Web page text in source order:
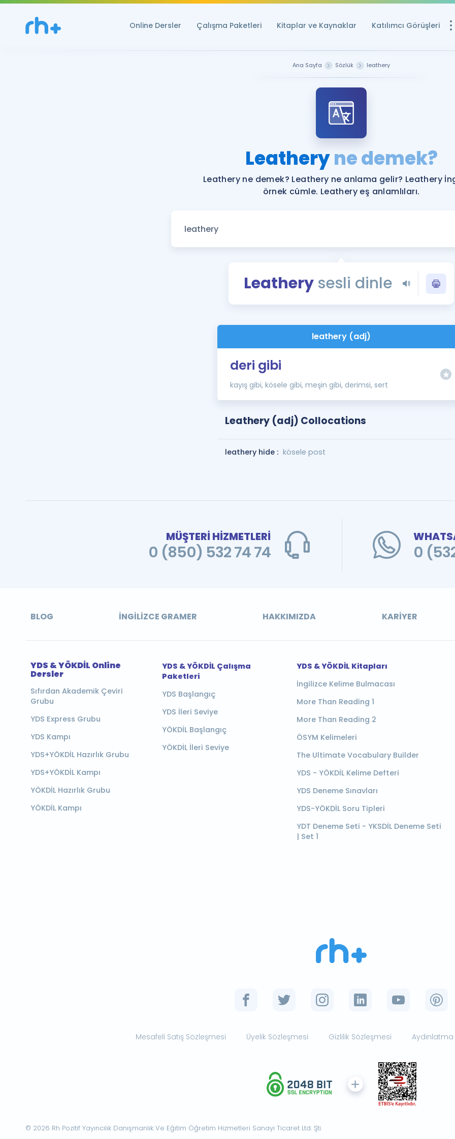
Online Dersler Çalışma Paketleri Kitaplar ve Kaynaklar Katılımcı Görüşleri
YDS ve YÖKDİL
Rehberlik Aracı
YDS ve YÖKDİL'e
Tüm ÖSYM
YDS - YÖKDİL
İngilizce Gramer
Ana Sayfa Sözlük leathery
Leatheryne demek?
Leathery ne demek? Leathery ne anlama gelir? Leathery
örnek cümle. Leathery eş anlamlıları.
Leatherysesli dinle
leathery (adj)
deri gibi
kayış gibi, kösele gibi, meşin gibi, derimsi, sert
Leathery (adj) Collocations
leathery hide : kösele post
MÜŞTERİ HİZMETLERİ
0 (850) 532 74 74 0
BLOG İNGILIZCE GRAMER HAKKIMIZDA KARIYER
YDS & YÖKDİL Online
Dersler
Sıfırdan Akademik Çeviri
Grubu
YDS Express Grubu
YDS Kampı
YDS+YÖKDİL Hazırlık Grubu
YDS+YÖKDİL Kampı
YÖKDİL Hazırlık Grubu
YÖKDİL Kampı
YDS & YÖKDİL Çalışma
Paketleri
YDS Başlangıç
YDS İleri Seviye
YÖKDİL Başlangıç
YÖKDİL İleri Seviye
YDS & YÖKDİL Kitapları
İngilizce Kelime Bulmacası
More Than Reading 1
More Than Reading 2
ÖSYM Kelimeleri
The Ultimate Vocabulary Builder
YDS - YÖKDİL Kelime Defteri
YDS Deneme Sınavları
YDS-YÖKDİL Soru Tipleri
YDT Deneme Seti - YKSDİL Deneme Seti
| Set 1
Mesafeli Satış Sözleşmesi Üyelik Sözleşmesi Gizlilik Sözleşmesi
© 2026 Rh Pozitif Yayıncılık Danışmanlık Ve Eğitim Öğretim Hizmetleri Sanayi Ticaret Ltd. Şti.